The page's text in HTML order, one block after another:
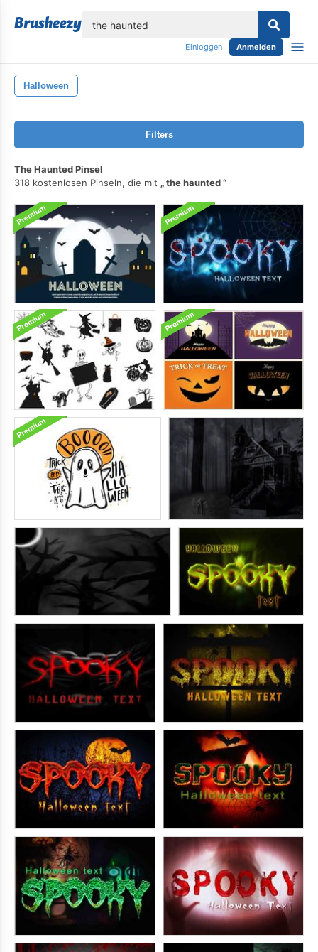
Einloggen Anmelden
Halloween
Filters
The Haunted Pinsel
318 kostenlosen Pinseln, die mit
the haunted